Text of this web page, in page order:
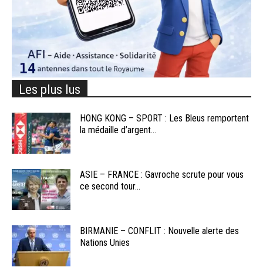
Les plus lus
HONG KONG – SPORT : Les Bleus remportent
la médaille d’argent...
ASIE – FRANCE : Gavroche scrute pour vous
ce second tour...
BIRMANIE – CONFLIT : Nouvelle alerte des
Nations Unies